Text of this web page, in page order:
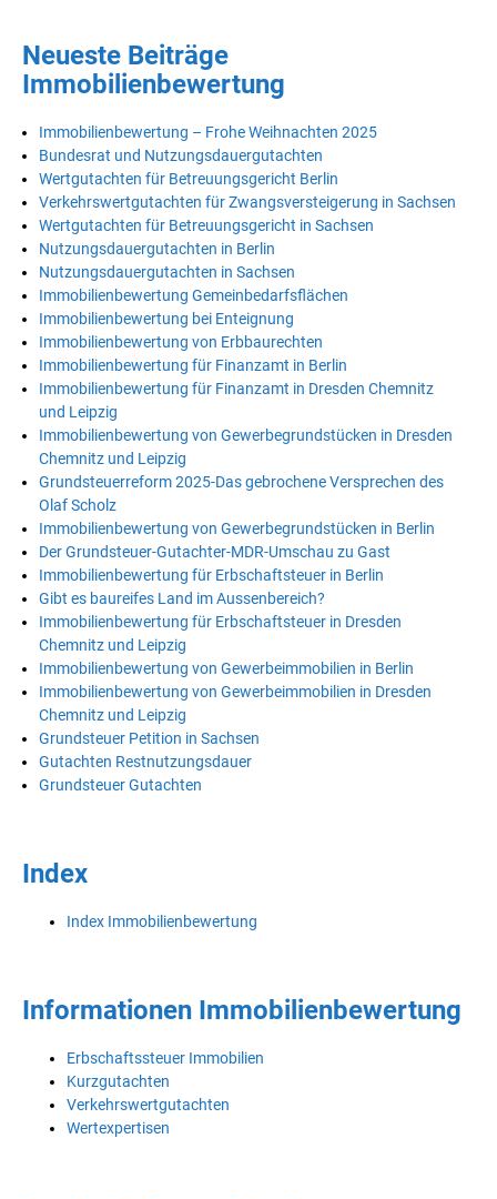
Neueste Beiträge
Immobilienbewertung
Immobilienbewertung – Frohe Weihnachten 2025
Bundesrat und Nutzungsdauergutachten
Wertgutachten für Betreuungsgericht Berlin
Verkehrswertgutachten für Zwangsversteigerung in Sachsen
Wertgutachten für Betreuungsgericht in Sachsen
Nutzungsdauergutachten in Berlin
Nutzungsdauergutachten in Sachsen
Immobilienbewertung Gemeinbedarfsflächen
Immobilienbewertung bei Enteignung
Immobilienbewertung von Erbbaurechten
Immobilienbewertung für Finanzamt in Berlin
Immobilienbewertung für Finanzamt in Dresden Chemnitz
und Leipzig
Immobilienbewertung von Gewerbegrundstücken in Dresden
Chemnitz und Leipzig
Grundsteuerreform 2025-Das gebrochene Versprechen des
Olaf Scholz
Immobilienbewertung von Gewerbegrundstücken in Berlin
Der Grundsteuer-Gutachter-MDR-Umschau zu Gast
Immobilienbewertung für Erbschaftsteuer in Berlin
Gibt es baureifes Land im Aussenbereich?
Immobilienbewertung für Erbschaftsteuer in Dresden
Chemnitz und Leipzig
Immobilienbewertung von Gewerbeimmobilien in Berlin
Immobilienbewertung von Gewerbeimmobilien in Dresden
Chemnitz und Leipzig
Grundsteuer Petition in Sachsen
Gutachten Restnutzungsdauer
Grundsteuer Gutachten
Index
Index Immobilienbewertung
Informationen Immobilienbewertung
Erbschaftssteuer Immobilien
Kurzgutachten
Verkehrswertgutachten
Wertexpertisen